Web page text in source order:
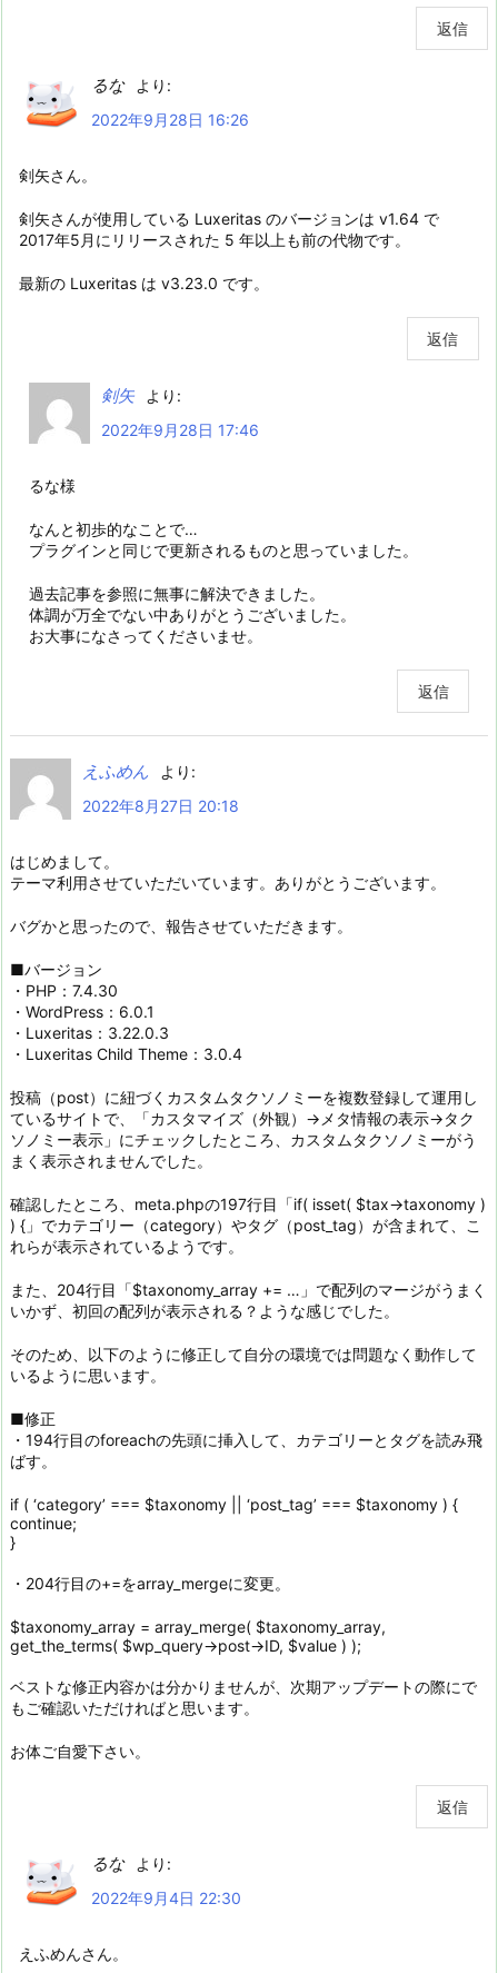
返信
るな
より:
2022年9月28日 16:26
剣矢さん。
剣矢さんが使用している Luxeritas のバージョンは v1.64 で
2017年5月にリリースされた 5 年以上も前の代物です。
最新の Luxeritas は v3.23.0 です。
返信
剣矢
より:
2022年9月28日 17:46
るな様
なんと初歩的なことで…
プラグインと同じで更新されるものと思っていました。
過去記事を参照に無事に解決できました。
体調が万全でない中ありがとうございました。
お大事になさってくださいませ。
返信
えふめん
より:
2022年8月27日 20:18
はじめまして。
テーマ利用させていただいています。ありがとうございます。
バグかと思ったので、報告させていただきます。
■バージョン
・PHP：7.4.30
・WordPress：6.0.1
・Luxeritas：3.22.0.3
・Luxeritas Child Theme：3.0.4
投稿（post）に紐づくカスタムタクソノミーを複数登録して運用し
ているサイトで、「カスタマイズ（外観）→メタ情報の表示→タク
ソノミー表示」にチェックしたところ、カスタムタクソノミーがう
まく表示されませんでした。
確認したところ、meta.phpの197行目「if( isset( $tax->taxonomy )
) {」でカテゴリー（category）やタグ（post_tag）が含まれて、こ
れらが表示されているようです。
また、204行目「$taxonomy_array += …」で配列のマージがうまく
いかず、初回の配列が表示される？ような感じでした。
そのため、以下のように修正して自分の環境では問題なく動作して
いるように思います。
■修正
・194行目のforeachの先頭に挿入して、カテゴリーとタグを読み飛
ばす。
if ( ‘category’ === $taxonomy || ‘post_tag’ === $taxonomy ) {
continue;
}
・204行目の+=をarray_mergeに変更。
$taxonomy_array = array_merge( $taxonomy_array,
get_the_terms( $wp_query->post->ID, $value ) );
ベストな修正内容かは分かりませんが、次期アップデートの際にで
もご確認いただければと思います。
お体ご自愛下さい。
返信
るな
より:
2022年9月4日 22:30
えふめんさん。